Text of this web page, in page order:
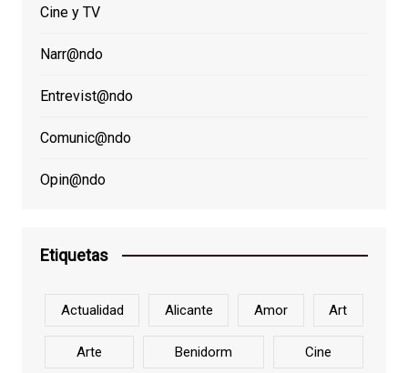
Cine y TV
Narr@ndo
Entrevist@ndo
Comunic@ndo
Opin@ndo
Etiquetas
Actualidad Alicante Amor Art
Arte Benidorm Cine